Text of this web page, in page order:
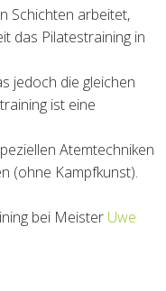
Schichten arbeitet,
das Pilatestraining in
jedoch die gleichen
ist eine
Atemtechniken
(ohne Kampfkunst).
bei Meister Uwe